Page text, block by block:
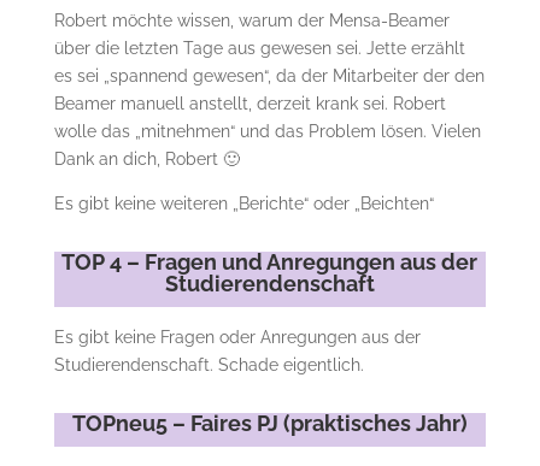
Robert möchte wissen, warum der Mensa-Beamer
über die letzten Tage aus gewesen sei. Jette erzählt
es sei „spannend gewesen“, da der Mitarbeiter der den
Beamer manuell anstellt, derzeit krank sei. Robert
wolle das „mitnehmen“ und das Problem lösen. Vielen
Dank an dich, Robert 🙂
Es gibt keine weiteren „Berichte“ oder „Beichten“
TOP 4 – Fragen und Anregungen aus der
Studierendenschaft
Es gibt keine Fragen oder Anregungen aus der
Studierendenschaft. Schade eigentlich.
TOPneu5 – Faires PJ (praktisches Jahr)